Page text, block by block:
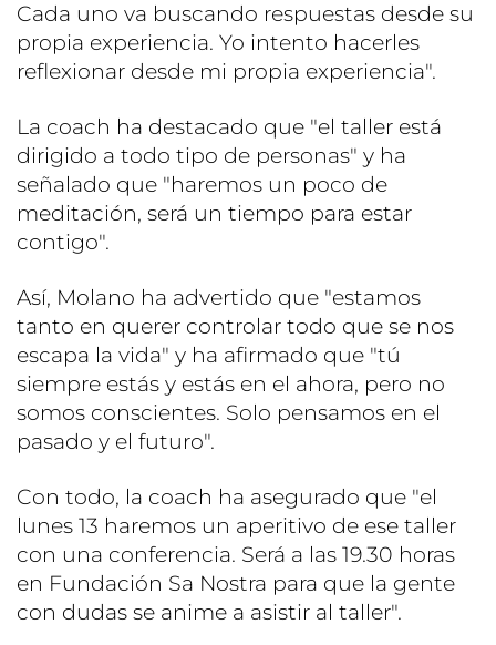
Cada uno va buscando respuestas desde su
propia experiencia. Yo intento hacerles
reflexionar desde mi propia experiencia".
La coach ha destacado que "el taller está
dirigido a todo tipo de personas" y ha
señalado que "haremos un poco de
meditación, será un tiempo para estar
contigo".
Así, Molano ha advertido que "estamos
tanto en querer controlar todo que se nos
escapa la vida" y ha afirmado que "tú
siempre estás y estás en el ahora, pero no
somos conscientes. Solo pensamos en el
pasado y el futuro".
Con todo, la coach ha asegurado que "el
lunes 13 haremos un aperitivo de ese taller
con una conferencia. Será a las 19.30 horas
en Fundación Sa Nostra para que la gente
con dudas se anime a asistir al taller".